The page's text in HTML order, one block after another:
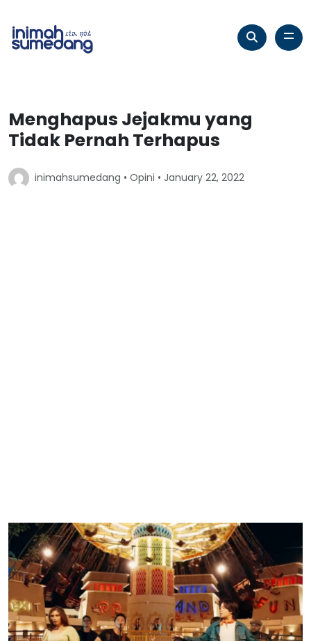
Menghapus Jejakmu yang
Tidak Pernah Terhapus
inimahsumedang • Opini • January 22, 2022